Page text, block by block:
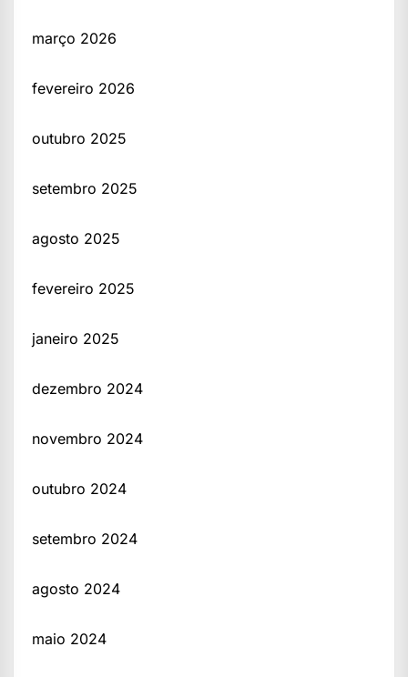
março 2026
fevereiro 2026
outubro 2025
setembro 2025
agosto 2025
fevereiro 2025
janeiro 2025
dezembro 2024
novembro 2024
outubro 2024
setembro 2024
agosto 2024
maio 2024